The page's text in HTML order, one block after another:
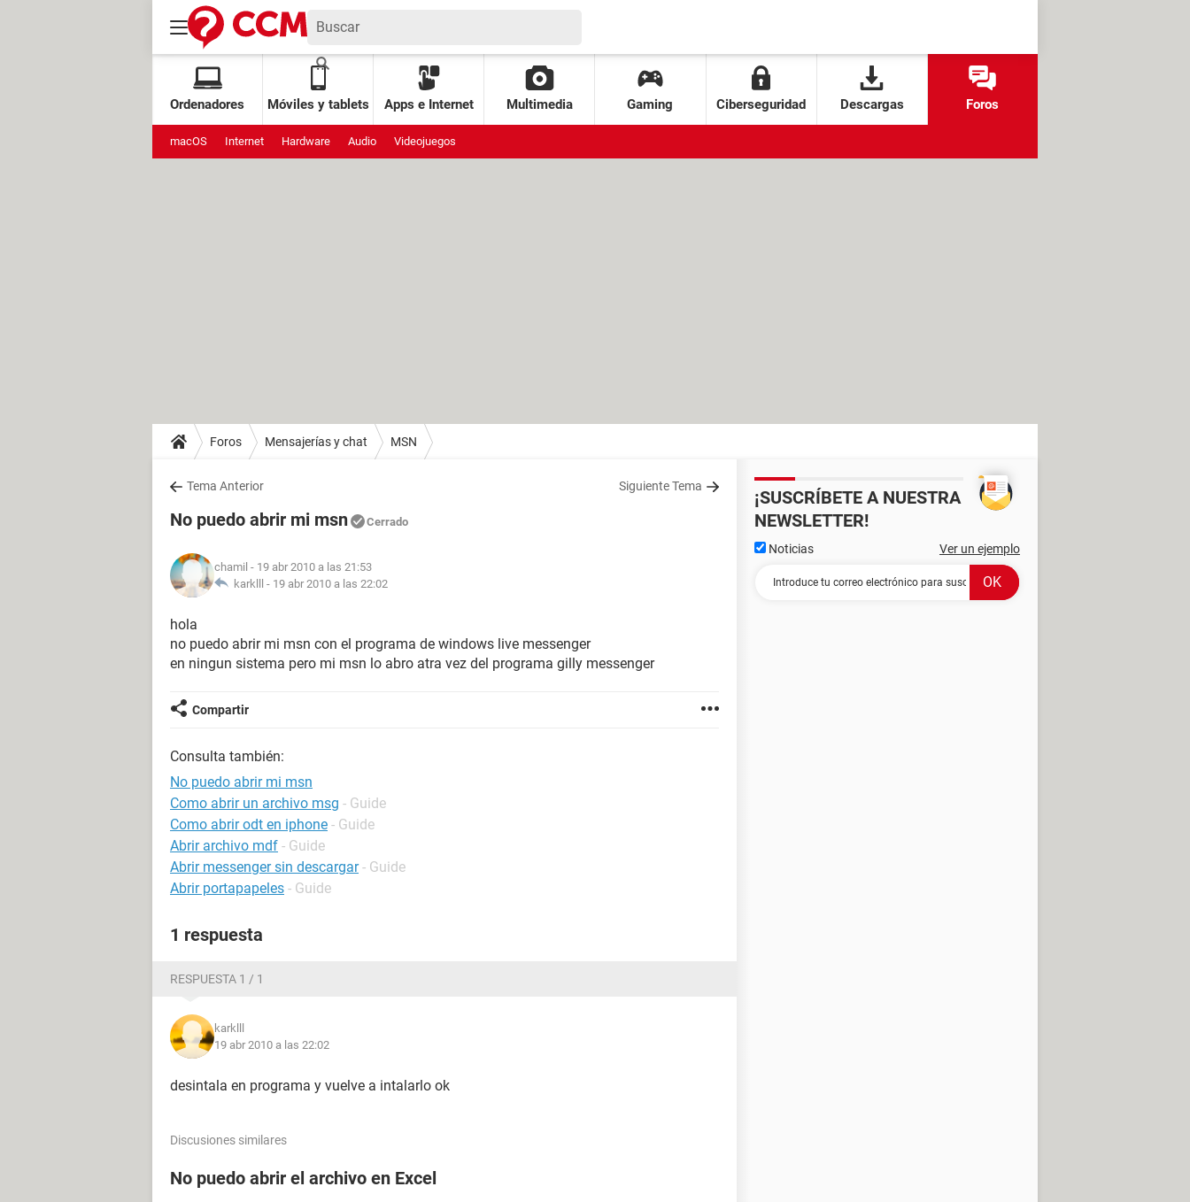
Ordenadores Móviles y tablets Apps e Internet Multimedia Gaming Ciberseguridad Descargas Foros
macOS Internet Hardware Audio Videojuegos
Foros Mensajerías y chat MSN
Tema Anterior Siguiente Tema
No puedo abrir mi msn Cerrado
chamil - 19 abr 2010 a las 21:53
karklll - 19 abr 2010 a las 22:02
hola
no puedo abrir mi msn con el programa de windows live messenger
en ningun sistema pero mi msn lo abro atra vez del programa gilly messenger
Compartir
Consulta también:
No puedo abrir mi msn
Como abrir un archivo msg - Guide
Como abrir odt en iphone - Guide
Abrir archivo mdf - Guide
Abrir messenger sin descargar - Guide
Abrir portapapeles - Guide
1 respuesta
RESPUESTA 1 / 1
karklll
19 abr 2010 a las 22:02
desintala en programa y vuelve a intalarlo ok
Discusiones similares
No puedo abrir el archivo en Excel
¡SUSCRÍBETE A NUESTRA
NEWSLETTER!
Noticias Ver un ejemplo